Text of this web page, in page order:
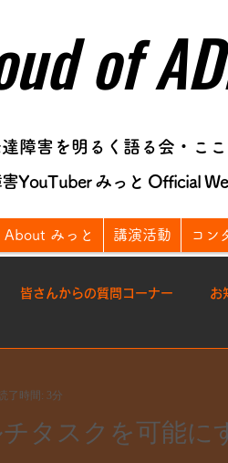
of
障害を明るく語る会・こ
害YouTuber みっと Official
About みっと 講演活動 コン
皆さんからの質問コーナー お
シリーズ
タスクを可能
了時間: 3分